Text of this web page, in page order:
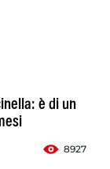
è di un
8927